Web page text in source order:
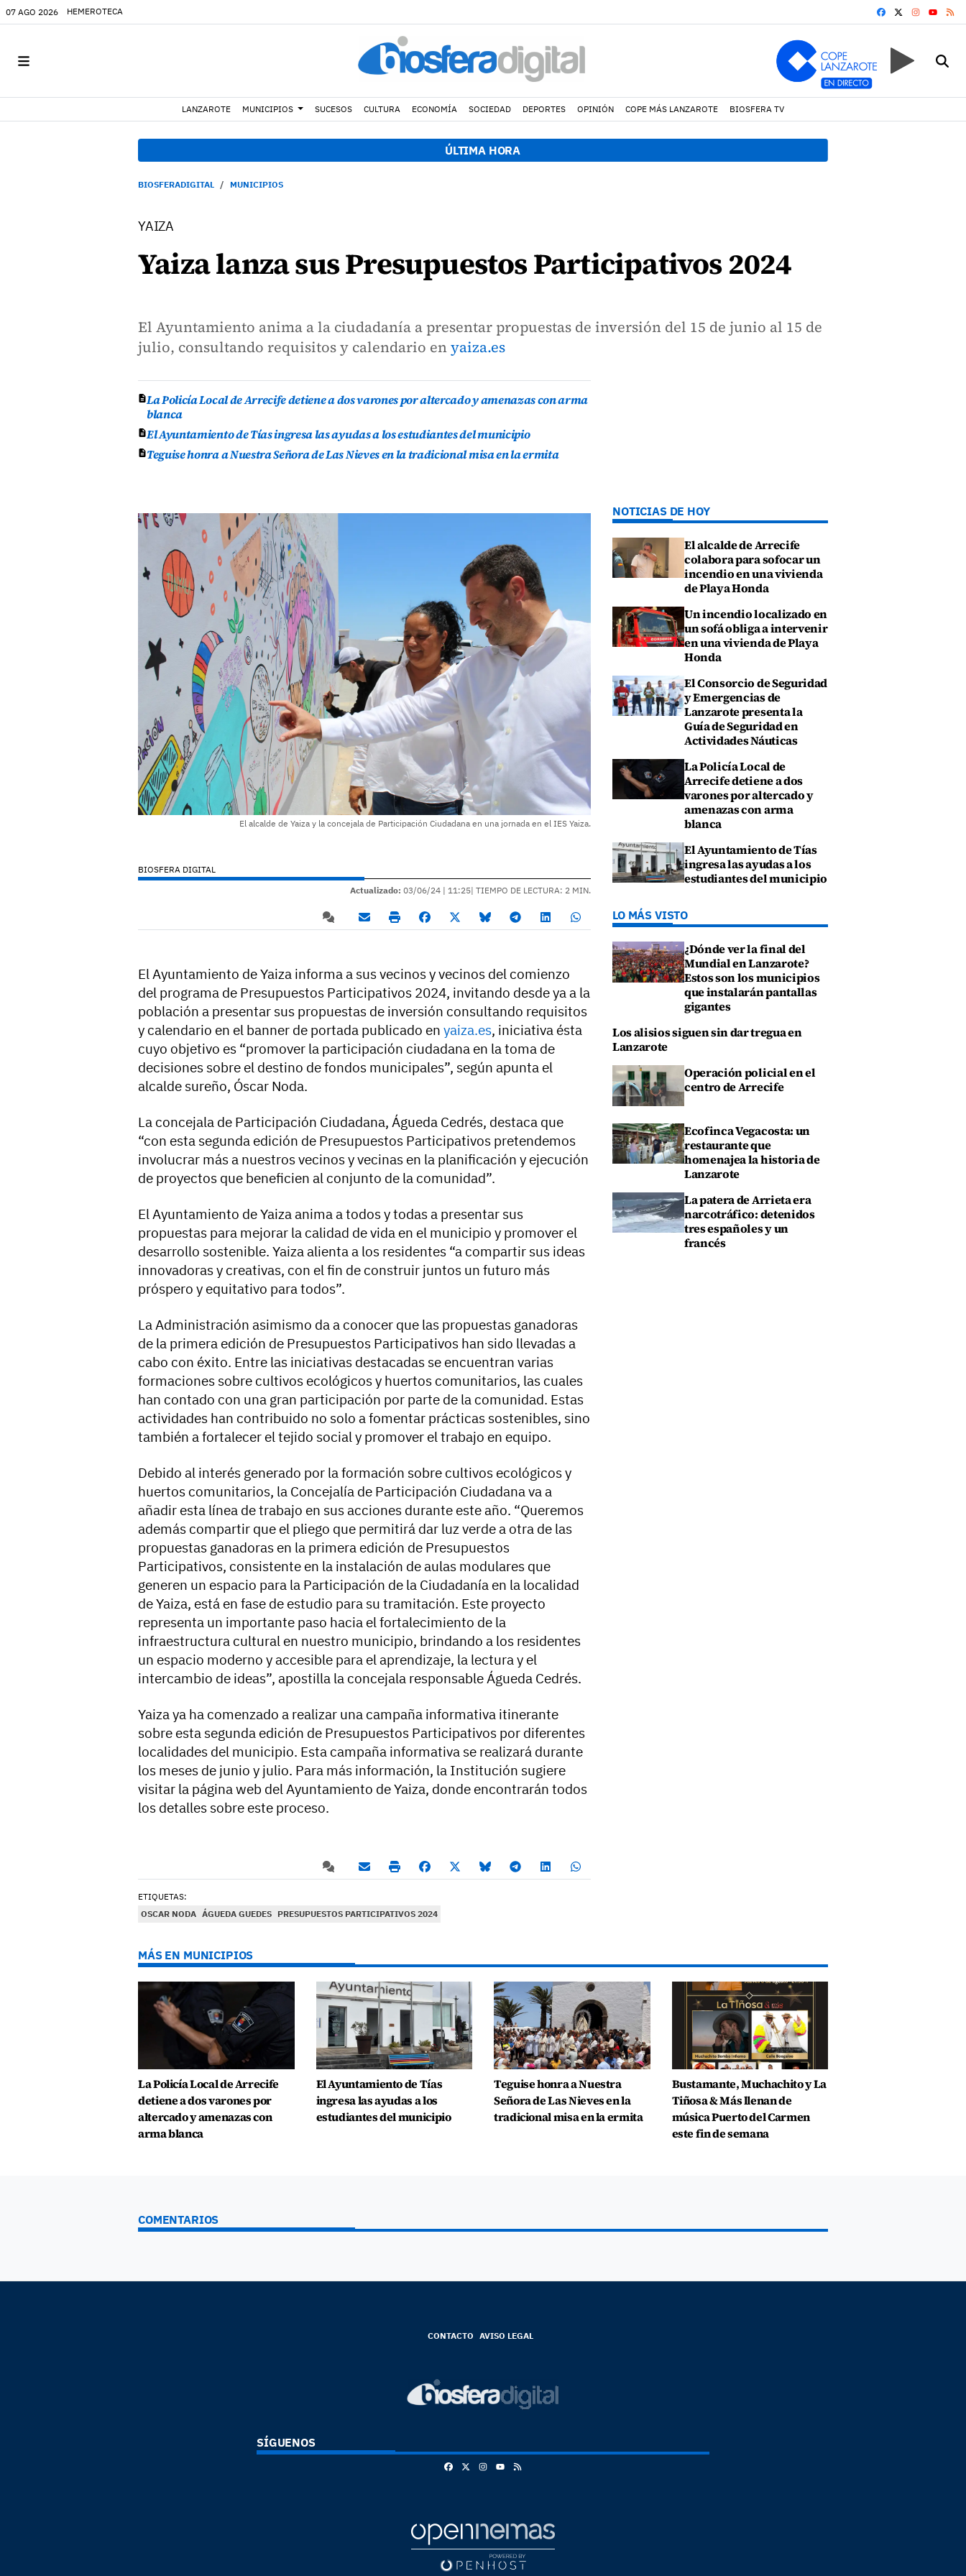
07 AGO 2026 HEMEROTECA FACEBOOK
YOUTUBE
LANZAROTE MUNICIPIOS SUCESOS CULTURA ECONOMÍA SOCIEDAD DEPORTES OPINIÓN COPE MÁS LANZAROTE BIOSFERA TV
ÚLTIMA HORA
BIOSFERADIGITAL MUNICIPIOS
YAIZA
Yaiza lanza sus Presupuestos Participativos 2024
El Ayuntamiento anima a la ciudadanía a presentar propuestas de inversión del 15 de junio al 15 de
julio, consultando requisitos y calendario enyaiza.es
La Policía Local de Arrecife detiene a dos varones por altercado y amenazas con arma
blanca
El Ayuntamiento de Tías ingresa las ayudas a los estudiantes del municipio
Teguise honra a Nuestra Señora de Las Nieves en la tradicional misa en la ermita
El alcalde de Yaiza y la concejala de Participación Ciudadana en una jornada en el IES Yaiza.
BIOSFERA DIGITAL
Actualizado: 03/06/24 | 11:25| TIEMPO DE LECTURA: 2 MIN.
El Ayuntamiento de Yaiza informa a sus vecinos y vecinos del comienzo
del programa de Presupuestos Participativos 2024, invitando desde ya a la
población a presentar sus propuestas de inversión consultando requisitos
y calendario en el banner de portada publicado en yaiza.es, iniciativa ésta
cuyo objetivo es “promover la participación ciudadana en la toma de
decisiones sobre el destino de fondos municipales”, según apunta el
alcalde sureño, Óscar Noda.
La concejala de Participación Ciudadana, Águeda Cedrés, destaca que
“con esta segunda edición de Presupuestos Participativos pretendemos
involucrar más a nuestros vecinos y vecinas en la planificación y ejecución
de proyectos que beneficien al conjunto de la comunidad”.
El Ayuntamiento de Yaiza anima a todos y todas a presentar sus
propuestas para mejorar la calidad de vida en el municipio y promover el
desarrollo sostenible. Yaiza alienta a los residentes “a compartir sus ideas
innovadoras y creativas, con el fin de construir juntos un futuro más
próspero y equitativo para todos”.
La Administración asimismo da a conocer que las propuestas ganadoras
de la primera edición de Presupuestos Participativos han sido llevadas a
cabo con éxito. Entre las iniciativas destacadas se encuentran varias
formaciones sobre cultivos ecológicos y huertos comunitarios, las cuales
han contado con una gran participación por parte de la comunidad. Estas
actividades han contribuido no solo a fomentar prácticas sostenibles, sino
también a fortalecer el tejido social y promover el trabajo en equipo.
Debido al interés generado por la formación sobre cultivos ecológicos y
huertos comunitarios, la Concejalía de Participación Ciudadana va a
añadir esta línea de trabajo en sus acciones durante este año. “Queremos
además compartir que el pliego que permitirá dar luz verde a otra de las
propuestas ganadoras en la primera edición de Presupuestos
Participativos, consistente en la instalación de aulas modulares que
generen un espacio para la Participación de la Ciudadanía en la localidad
de Yaiza, está en fase de estudio para su tramitación. Este proyecto
representa un importante paso hacia el fortalecimiento de la
infraestructura cultural en nuestro municipio, brindando a los residentes
un espacio moderno y accesible para el aprendizaje, la lectura y el
intercambio de ideas”, apostilla la concejala responsable Águeda Cedrés.
Yaiza ya ha comenzado a realizar una campaña informativa itinerante
sobre esta segunda edición de Presupuestos Participativos por diferentes
localidades del municipio. Esta campaña informativa se realizará durante
los meses de junio y julio. Para más información, la Institución sugiere
visitar la página web del Ayuntamiento de Yaiza, donde encontrarán todos
los detalles sobre este proceso.
ETIQUETAS:
OSCAR NODA ÁGUEDA GUEDES PRESUPUESTOS PARTICIPATIVOS 2024
NOTICIAS DE HOY
El alcalde de Arrecife
colabora para sofocar un
incendio en una vivienda
de Playa Honda
Un incendio localizado en
un sofá obliga a intervenir
en una vivienda de Playa
Honda
El Consorcio de Seguridad
y Emergencias de
Lanzarote presenta la
Guía de Seguridad en
Actividades Náuticas
La Policía Local de
Arrecife detiene a dos
varones por altercado y
amenazas con arma
blanca
El Ayuntamiento de Tías
ingresa las ayudas a los
estudiantes del municipio
LO MÁS VISTO
¿Dónde ver la final del
Mundial en Lanzarote?
Estos son los municipios
que instalarán pantallas
gigantes
Los alisios siguen sin dar tregua en
Lanzarote
Operación policial en el
centro de Arrecife
Ecofinca Vegacosta: un
restaurante que
homenajea la historia de
Lanzarote
La patera de Arrieta era
narcotráfico: detenidos
tres españoles y un
francés
MÁS EN MUNICIPIOS
La Policía Local de Arrecife
detiene a dos varones por
altercado y amenazas con
arma blanca
El Ayuntamiento de Tías
ingresa las ayudas a los
estudiantes del municipio
Teguise honra a Nuestra
Señora de Las Nieves en la
tradicional misa en la ermita
Bustamante, Muchachito y La
Tiñosa & Más llenan de
música Puerto del Carmen
este fin de semana
COMENTARIOS
CONTACTO AVISO LEGAL
SÍGUENOS
FacebookInstagram